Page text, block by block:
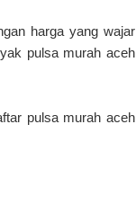
harga yang wajar
pulsa murah aceh
pulsa murah aceh